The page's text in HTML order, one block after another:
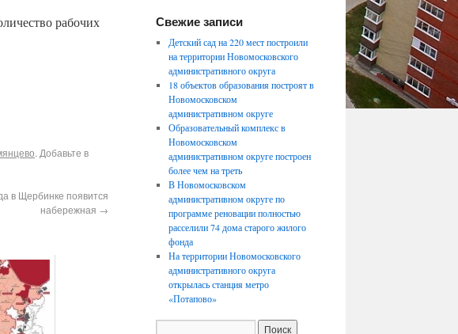
рабочих
. Добавьте в
в Щербинке появится
набережная →
Свежие записи
Детский сад на 220 мест построили
на территории Новомосковского
административного округа
18 объектов образования построят в
Новомосковском
административном округе
Образовательный комплекс в
Новомосковском
административном округе построен
более чем на треть
В Новомосковском
административном округе по
программе реновации полностью
расселили 74 дома старого жилого
фонда
На территории Новомосковского
административного округа
открылась станция метро
«Потапово»